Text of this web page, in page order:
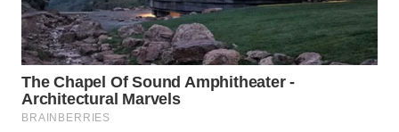
PURWAKARTA
WN
PRIANGAN
TIMUR